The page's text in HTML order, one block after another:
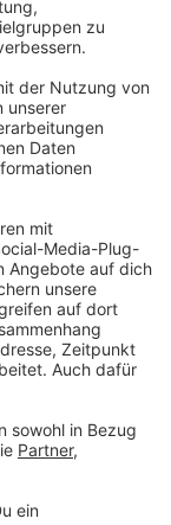
überhaupt
meldet sich
Im Termin
wohnt, mit
Ein
Es dauert
Fakten